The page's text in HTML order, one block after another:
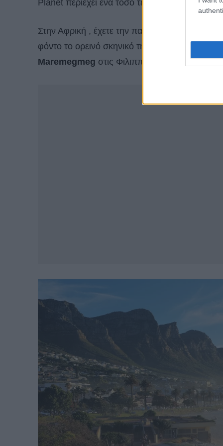
Planet περιέχει ένα τόσο τεράστιο μείγμα
Στην Αφρική , έχετε την παραλία
φόντο το ορεινό σκηνικό της πόλης, και από
Maremegmeg στις Φιλιππίνες που αξίζει να